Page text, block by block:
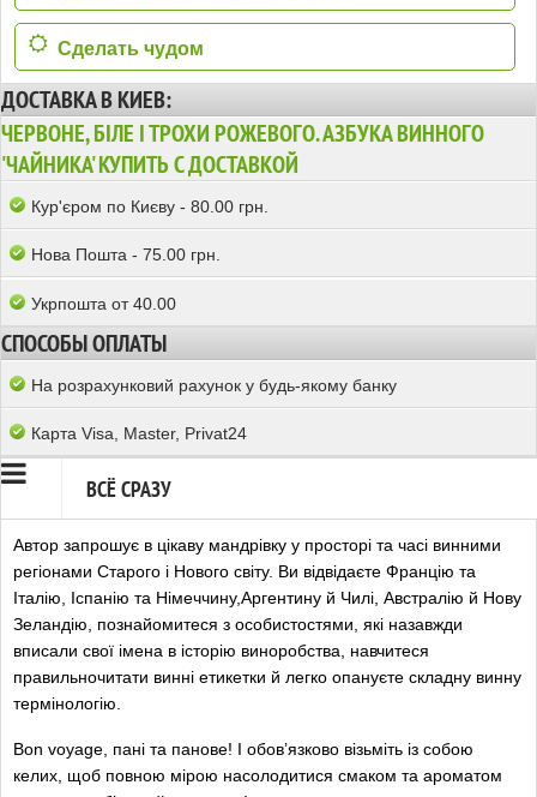
Сделать чудом
ДОСТАВКА В КИЕВ:
ЧЕРВОНЕ, БІЛЕ І ТРОХИ РОЖЕВОГО. АЗБУКА ВИННОГО
'ЧАЙНИКА' КУПИТЬ С ДОСТАВКОЙ
Кур'єром по Києву - 80.00 грн.
Нова Пошта - 75.00 грн.
Укрпошта от 40.00
СПОСОБЫ ОПЛАТЫ
На розрахунковий рахунок у будь-якому банку
Карта Visa, Master, Privat24
ВСЁ СРАЗУ
Автор запрошує в цікаву мандрівку у просторі та часі винними
регіонами Старого і Нового світу. Ви відвідаєте Францію та
Італію, Іспанію та Німеччину,Аргентину й Чилі, Австралію й Нову
Зеландію, познайомитеся з особистостями, які назавжди
вписали свої імена в історію виноробства, навчитеся
правильночитати винні етикетки й легко опануєте складну винну
термінологію.
Вon voyage, пані та панове! І обов’язково візьміть із собою
келих, щоб повною мірою насолодитися смаком та ароматом